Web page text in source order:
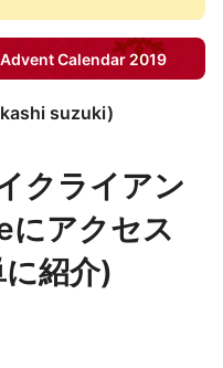
Advent Calendar 2019
suzuki)
クライアン
にアクセス
紹介)